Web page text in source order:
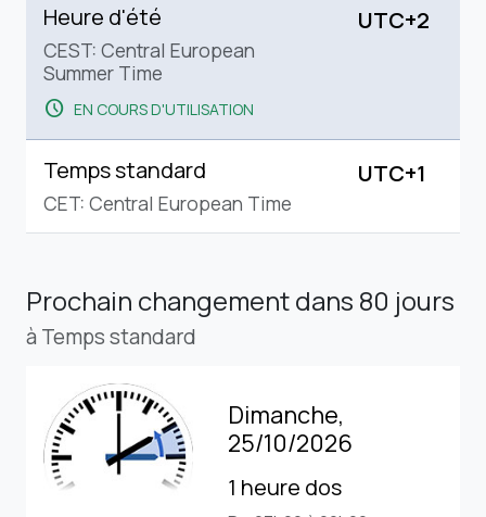
Heure d'été
CEST: Central European
Summer Time
schedule EN COURS D'UTILISATION
UTC+2
Temps standard
CET: Central European Time
UTC+1
Prochain changementdans 80 jours
à Temps standard
Dimanche,
25/10/2026
1 heure dos